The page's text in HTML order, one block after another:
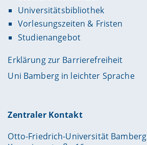
Universitätsbibliothek
Vorlesungszeiten & Fristen
Studienangebot
Erklärung zur Barrierefreiheit
Uni Bamberg in leichter Sprache
Zentraler Kontakt
Otto-Friedrich-Universität Bamberg